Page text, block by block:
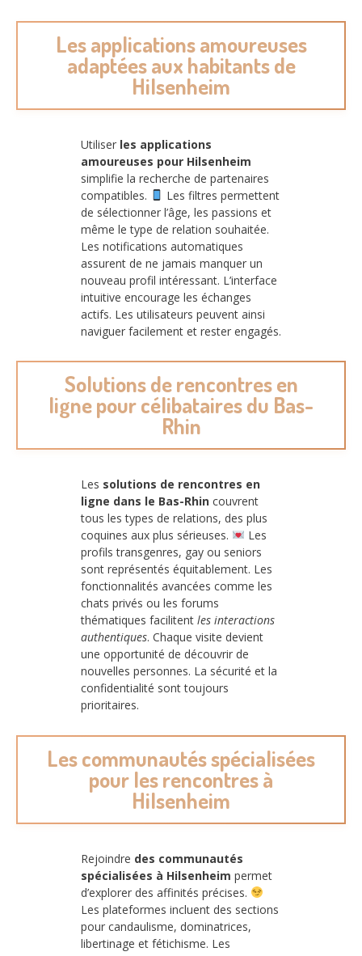
Les applications amoureuses
adaptées aux habitants de
Hilsenheim
Utiliser les applications
amoureuses pour Hilsenheim
simplifie la recherche de partenaires
compatibles.
Les filtres permettent
de sélectionner l’âge, les passions et
même le type de relation souhaitée.
Les notifications automatiques
assurent de ne jamais manquer un
nouveau profil intéressant. L’interface
intuitive encourage les échanges
actifs. Les utilisateurs peuvent ainsi
naviguer facilement et rester engagés.
Solutions de rencontres en
ligne pour célibataires du Bas-
Rhin
Les solutions de rencontres en
ligne dans le Bas-Rhin couvrent
tous les types de relations, des plus
coquines aux plus sérieuses.
Les
profils transgenres, gay ou seniors
sont représentés équitablement. Les
fonctionnalités avancées comme les
chats privés ou les forums
thématiques facilitent les interactions
authentiques. Chaque visite devient
une opportunité de découvrir de
nouvelles personnes. La sécurité et la
confidentialité sont toujours
prioritaires.
Les communautés spécialisées
pour les rencontres à
Hilsenheim
Rejoindre des communautés
spécialisées à Hilsenheim permet
d’explorer des affinités précises.
Les plateformes incluent des sections
pour candaulisme, dominatrices,
libertinage et fétichisme. Les